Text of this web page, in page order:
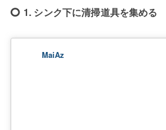
1. シンク下に清掃道具を集める
MaiAz